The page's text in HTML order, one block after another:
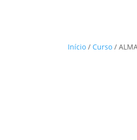
Início / Curso /